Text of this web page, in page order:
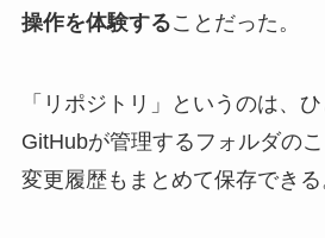
操作を体験することだった。
「リポジトリ」というのは、
GitHubが管理するフォルダの
変更履歴もまとめて保存できる